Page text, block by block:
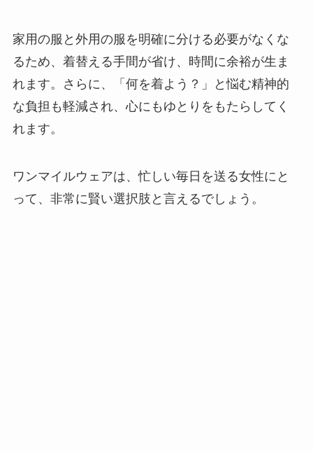
家用の服と外用の服を明確に分ける必要がなくな
るため、着替える手間が省け、時間に余裕が生ま
れます。さらに、「何を着よう？」と悩む精神的
な負担も軽減され、心にもゆとりをもたらしてく
れます。
ワンマイルウェアは、忙しい毎日を送る女性にと
って、非常に賢い選択肢と言えるでしょう。